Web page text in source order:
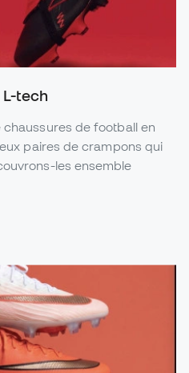
tech
de football en
paires de crampons qui
les ensemble